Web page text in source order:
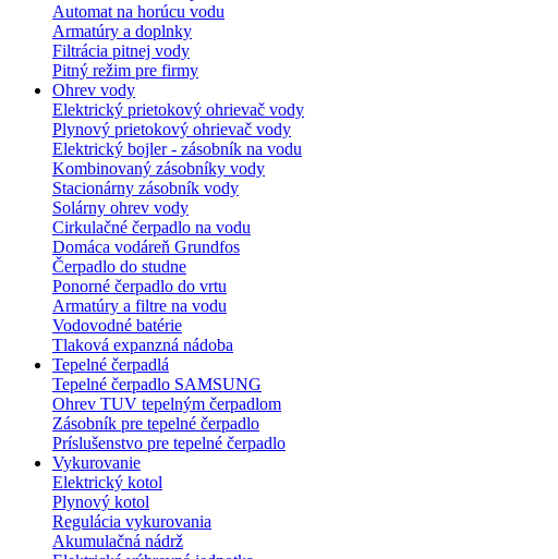
Automat na horúcu vodu
Armatúry a doplnky
Filtrácia pitnej vody
Pitný režim pre firmy
Ohrev vody
Elektrický prietokový ohrievač vody
Plynový prietokový ohrievač vody
Elektrický bojler - zásobník na vodu
Kombinovaný zásobníky vody
Stacionárny zásobník vody
Solárny ohrev vody
Cirkulačné čerpadlo na vodu
Domáca vodáreň Grundfos
Čerpadlo do studne
Ponorné čerpadlo do vrtu
Armatúry a filtre na vodu
Vodovodné batérie
Tlaková expanzná nádoba
Tepelné čerpadlá
Tepelné čerpadlo SAMSUNG
Ohrev TUV tepelným čerpadlom
Zásobník pre tepelné čerpadlo
Príslušenstvo pre tepelné čerpadlo
Vykurovanie
Elektrický kotol
Plynový kotol
Regulácia vykurovania
Akumulačná nádrž